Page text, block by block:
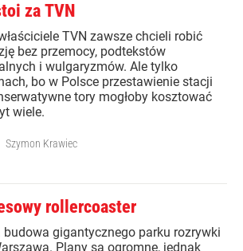
za TVN
TVN zawsze chcieli robić
bez przemocy, podtekstów
i wulgaryzmów. Ale tylko
bo w Polsce przestawienie stacji
tory mogłoby kosztować
wiele.
Szymon Krawiec
rollercoaster
budowa gigantycznego parku rozrywki
Plany są ogromne, jednak